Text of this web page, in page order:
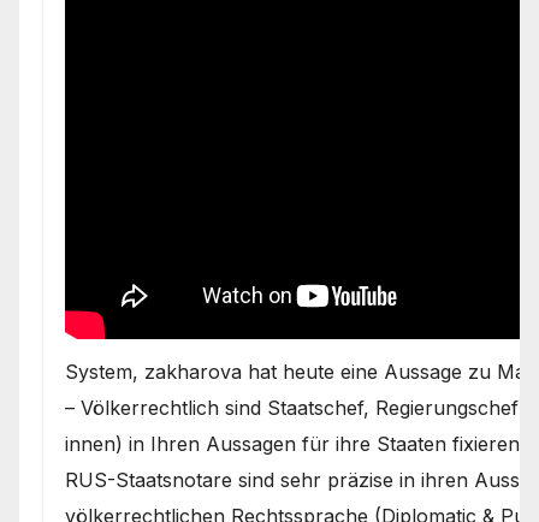
System, zakharova hat heute eine Aussage zu
– Völkerrechtlich sind Staatschef, Regierungschef
innen) in Ihren Aussagen für ihre Staaten
RUS-Staatsnotare sind sehr präzise in ihren
völkerrechtlichen Rechtssprache (Diplomatic &